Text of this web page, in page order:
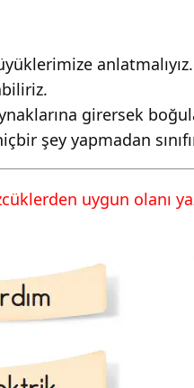
anlatmalıyız.
girersek
şey yapmadan
uygun olanı